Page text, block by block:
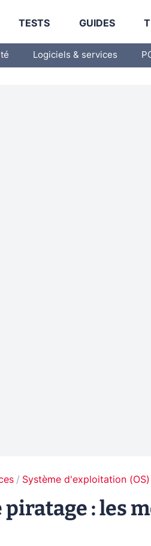
TESTS GUIDES
Logiciels & services
Système d'exploitation (OS)
piratage : les